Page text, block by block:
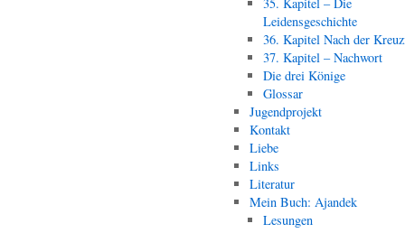
Leidensgeschichte
36. Kapitel Nach der
37. Kapitel – Nachwort
Die drei Könige
Glossar
Jugendprojekt
Kontakt
Liebe
Links
Literatur
Mein Buch: Ajandek
Lesungen